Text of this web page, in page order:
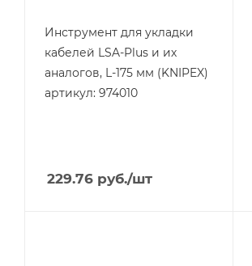
Инструмент для укладки
кабелей LSA-Plus и их
аналогов, L-175 мм (KNIPEX)
артикул: 974010
229.76 руб./шт